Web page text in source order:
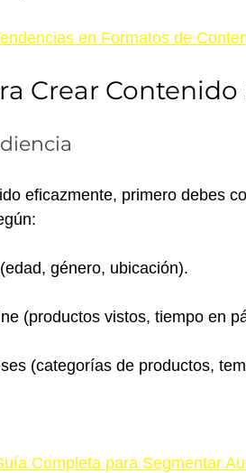
en Formatos de
Crear
eficazmente, primero debes
género, ubicación).
(productos vistos, tiempo en
(categorías de productos,
Completa para Segmentar